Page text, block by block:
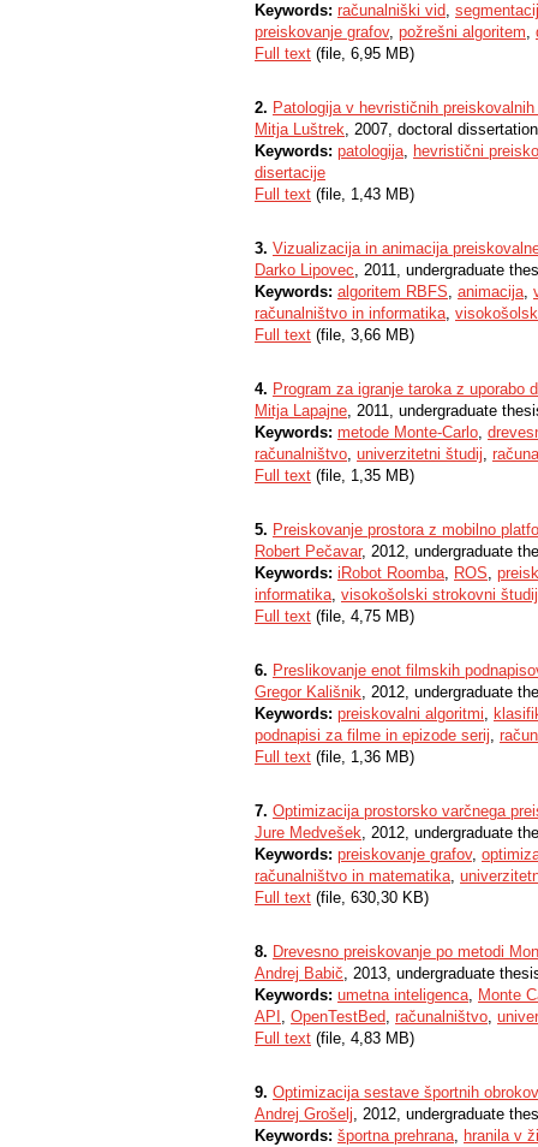
Keywords: računalniški vid,
preiskovanje grafov, požrešni algoritem,
Full text (file, 6,95 MB)
2. Patologija v hevrističnih
Mitja Luštrek, 2007, doctoral dissertation
Keywords: patologija, hevristični
disertacije
Full text (file, 1,43 MB)
3. Vizualizacija in animacija
Darko Lipovec, 2011, undergraduate
Keywords: algoritem RBFS, animacija,
računalništvo in informatika,
Full text (file, 3,66 MB)
4. Program za igranje taroka z uporabo
Mitja Lapajne, 2011, undergraduate
Keywords: metode Monte-Carlo,
računalništvo, univerzitetni študij,
Full text (file, 1,35 MB)
5. Preiskovanje prostora z mobilno
Robert Pečavar, 2012, undergraduate
Keywords: iRobot Roomba, ROS,
informatika, visokošolski strokovni študij
Full text (file, 4,75 MB)
6. Preslikovanje enot filmskih
Gregor Kališnik, 2012, undergraduate
Keywords: preiskovalni algoritmi,
podnapisi za filme in epizode serij,
Full text (file, 1,36 MB)
7. Optimizacija prostorsko varčnega
Jure Medvešek, 2012, undergraduate
Keywords: preiskovanje grafov,
računalništvo in matematika,
Full text (file, 630,30 KB)
8. Drevesno preiskovanje po metodi
Andrej Babič, 2013, undergraduate
Keywords: umetna inteligenca, Monte
API , OpenTestBed, računalništvo,
Full text (file, 4,83 MB)
9. Optimizacija sestave športnih
Andrej Grošelj, 2012, undergraduate
Keywords: športna prehrana, hranila v